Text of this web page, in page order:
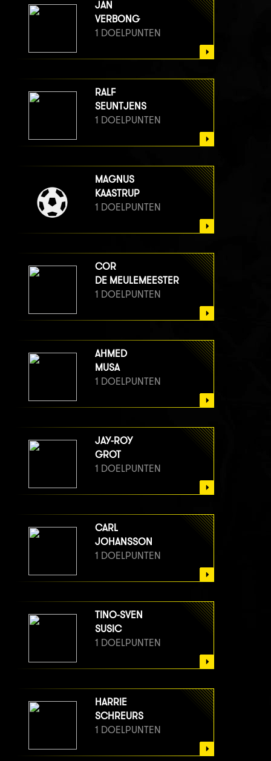
JAN
VERBONG
1 DOELPUNTEN
RALF
SEUNTJENS
1 DOELPUNTEN
MAGNUS
KAASTRUP
1 DOELPUNTEN
COR
DE MEULEMEESTER
1 DOELPUNTEN
AHMED
MUSA
1 DOELPUNTEN
JAY-ROY
GROT
1 DOELPUNTEN
CARL
JOHANSSON
1 DOELPUNTEN
TINO-SVEN
SUSIC
1 DOELPUNTEN
HARRIE
SCHREURS
1 DOELPUNTEN